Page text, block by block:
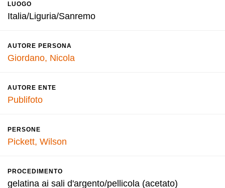
LUOGO
Italia/Liguria/Sanremo
AUTORE PERSONA
Giordano, Nicola
AUTORE ENTE
Publifoto
PERSONE
Pickett, Wilson
PROCEDIMENTO
gelatina ai sali d'argento/pellicola (acetato)